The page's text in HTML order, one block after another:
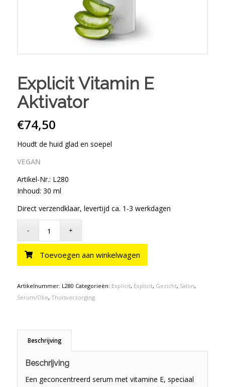
Explicit Vitamin E
Aktivator
€74,50
Houdt de huid glad en soepel
VEGAN
Artikel-Nr.: L280
Inhoud: 30 ml
Direct verzendklaar, levertijd ca. 1-3 werkdagen
Toevoegen aan winkelwagen
Artikelnummer: L280 Categorieën: Explicit, Explicit, Gezicht, Salon,
Serum/Olie, Thuisverzorging
Beschrijving
Beschrijving
Een geconcentreerd serum met vitamine E, speciaal